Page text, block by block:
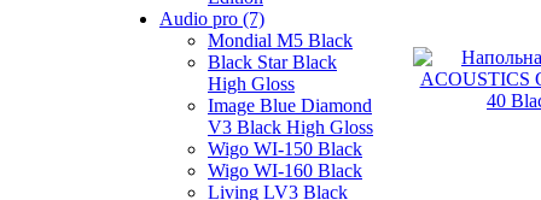
Audio pro (7)
Mondial M5 Black
Black Star Black
High Gloss
Image Blue Diamond
V3 Black High Gloss
Wigo WI-150 Black
Wigo WI-160 Black
Living LV3 Black